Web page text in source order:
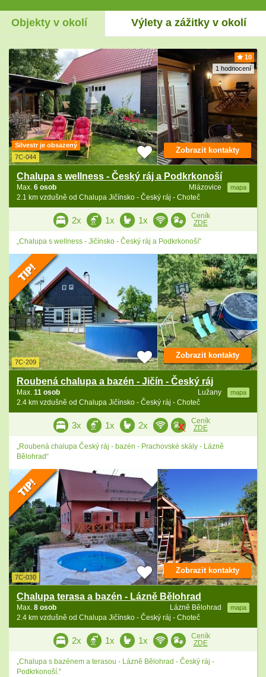
Objekty v okolí Výlety a zážitky v okolí
10
1 hodnocení
Silvestr je obsazený
7C-044
Chalupa s wellness - Český ráj a Podkrkonoší
Mlázovice mapa
Max. 6 osob
2.1 km vzdušně od Chalupa Jičínsko - Český ráj - Choteč
Zobrazit kontakty
2x 1x 1x
Ceník
ZDE
„Chalupa s wellness - Jičínsko - Český ráj a Podkrkonoší“
7C-209
Roubená chalupa a bazén - Jičín - Český ráj
Lužany mapa
Max. 11 osob
2.4 km vzdušně od Chalupa Jičínsko - Český ráj - Choteč
Zobrazit kontakty
3x 1x 2x
Ceník
ZDE
„Roubená chalupa Český ráj - bazén - Prachovské skály - Lázně
Bělohrad“
7C-030
Chalupa terasa a bazén - Lázně Bělohrad
Lázně Bělohrad mapa
Max. 8 osob
2.4 km vzdušně od Chalupa Jičínsko - Český ráj - Choteč
Zobrazit kontakty
2x 1x 1x
Ceník
ZDE
„Chalupa s bazénem a terasou - Lázně Bělohrad - Český ráj -
Podkrkonoší.“